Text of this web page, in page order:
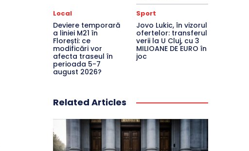
Local
Deviere temporară
a liniei M21 în
Florești: ce
modificări vor
afecta traseul în
perioada 5-7
august 2026?
Sport
Jovo Lukic, în vizorul
ofertelor: transferul
verii la U Cluj, cu 3
MILIOANE DE EURO în
joc
Related Articles